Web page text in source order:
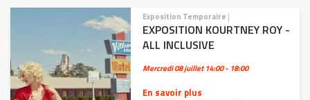
Exposition Temporaire |
EXPOSITION KOURTNEY ROY -
ALL INCLUSIVE
Mercredi 08 juillet14:00 - 18:00
En savoir plus